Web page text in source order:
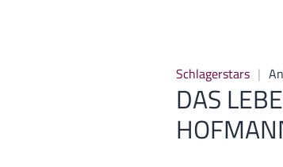
Schlagerstars
DAS